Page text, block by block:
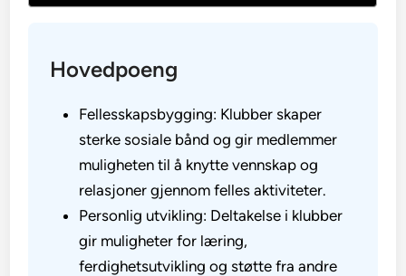
Hovedpoeng
Fellesskapsbygging: Klubber skaper
sterke sosiale bånd og gir medlemmer
muligheten til å knytte vennskap og
relasjoner gjennom felles aktiviteter.
Personlig utvikling: Deltakelse i klubber
gir muligheter for læring,
ferdighetsutvikling og støtte fra andre